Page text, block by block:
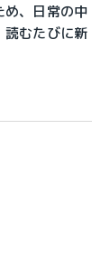
め、日常の中
読むたびに新